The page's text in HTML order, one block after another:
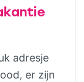
adresje
er zijn